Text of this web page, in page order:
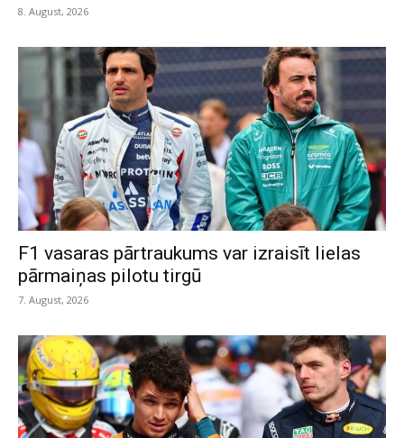
8. August, 2026
F1 vasaras pārtraukums var izraisīt lielas
pārmaiņas pilotu tirgū
7. August, 2026